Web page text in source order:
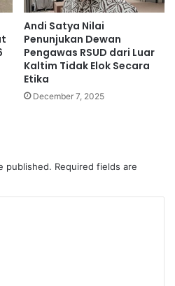
Andi Satya Nilai
Penunjukan Dewan
Pengawas RSUD dari Luar
Kaltim Tidak Elok Secara
Etika
December 7, 2025
published. Required fields are